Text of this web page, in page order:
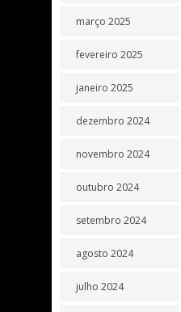
março 2025
fevereiro 2025
janeiro 2025
dezembro 2024
novembro 2024
outubro 2024
setembro 2024
agosto 2024
julho 2024